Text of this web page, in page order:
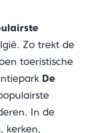
Zo trekt de
toeristische
De
In de
kerken,